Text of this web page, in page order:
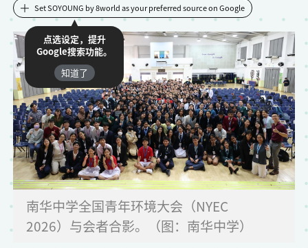
Set SOYOUNG by 8world as your preferred source on Google
点选设定，提升
Google搜索功能。
知道了
南华中学全国青年环境大会（NYEC
2026）与会者合影。（图：南华中学）